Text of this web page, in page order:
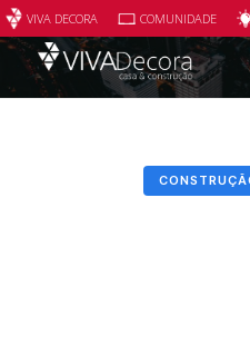
VIVA DECORA COMUNIDADE